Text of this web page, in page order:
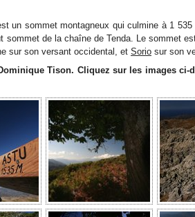
un sommet montagneux qui culmine à 1 535
sommet de la chaîne de Tenda. Le sommet
sur son versant occidental, et Sorio sur son
Tison. Cliquez sur les images ci-